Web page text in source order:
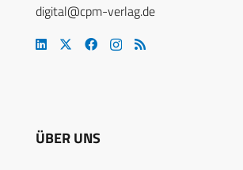
digital@cpm-verlag.de
ÜBER UNS